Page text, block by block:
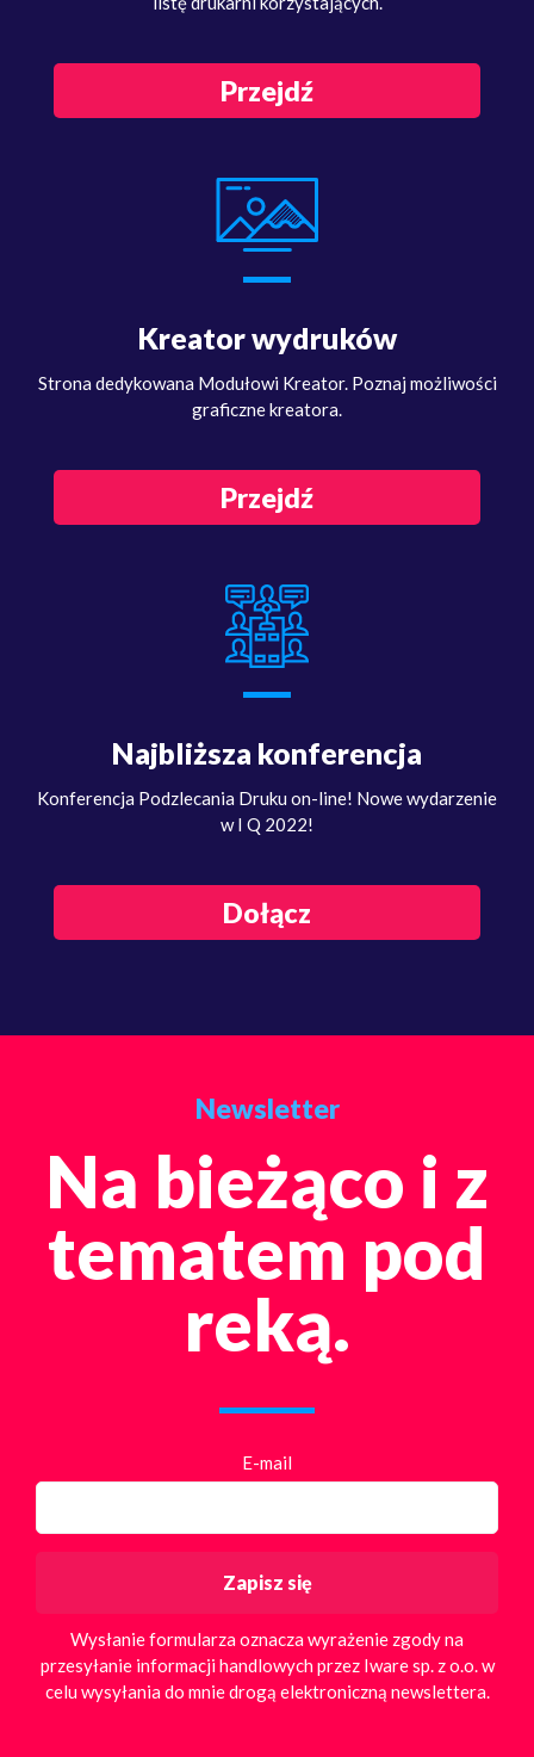
Przejdź
Kreator wydruków
Strona dedykowana Modułowi Kreator. Poznaj możliwości
graficzne kreatora.
Przejdź
Najbliższa konferencja
Konferencja Podzlecania Druku on-line! Nowe wydarzenie
w I Q 2022!
Dołącz
Newsletter
Na bieżąco i z
tematem pod
reką.
E-mail
Wysłanie formularza oznacza wyrażenie zgody na
przesyłanie informacji handlowych przez Iware sp. z o.o. w
celu wysyłania do mnie drogą elektroniczną newslettera.